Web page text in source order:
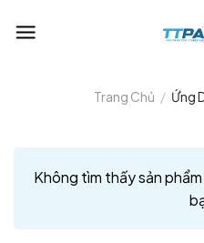
Trang Chủ / Ứng
Không tìm thấy sản